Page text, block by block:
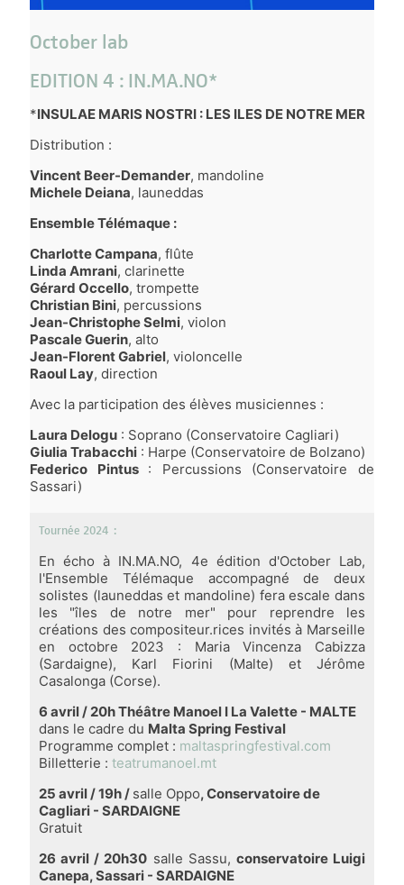
October lab
EDITION 4 : IN.MA.NO*
*INSULAE MARIS NOSTRI : LES ILES DE NOTRE MER
Distribution :
Vincent Beer-Demander, mandoline
Michele Deiana, launeddas
Ensemble Télémaque :
Charlotte Campana, flûte
Linda Amrani, clarinette
Gérard Occello, trompette
Christian Bini, percussions
Jean-Christophe Selmi, violon
Pascale Guerin, alto
Jean-Florent Gabriel, violoncelle
Raoul Lay, direction
Avec la participation des élèves musiciennes :
Laura Delogu : Soprano (Conservatoire Cagliari)
Giulia Trabacchi : Harpe (Conservatoire de Bolzano)
Federico Pintus : Percussions (Conservatoire de
Sassari)
Tournée 2024 :
En écho à IN.MA.NO, 4e édition d'October Lab,
l'Ensemble Télémaque accompagné de deux
solistes (launeddas et mandoline) fera escale dans
les "îles de notre mer" pour reprendre les
créations des compositeur.rices invités à Marseille
en octobre 2023 : Maria Vincenza Cabizza
(Sardaigne), Karl Fiorini (Malte) et Jérôme
Casalonga (Corse).
6 avril / 20h Théâtre Manoel I La Valette - MALTE
dans le cadre du Malta Spring Festival
Programme complet : maltaspringfestival.com
Billetterie : teatrumanoel.mt
25 avril / 19h / salle Oppo, Conservatoire de
Cagliari - SARDAIGNE
Gratuit
26 avril / 20h30 salle Sassu, conservatoire Luigi
Canepa, Sassari - SARDAIGNE